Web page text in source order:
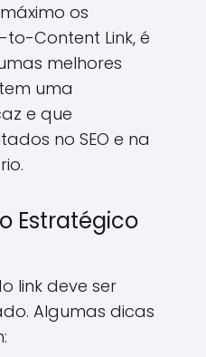
os
Content Link, é
melhores
uma
e que
no SEO e na
Estratégico
link deve ser
Algumas dicas